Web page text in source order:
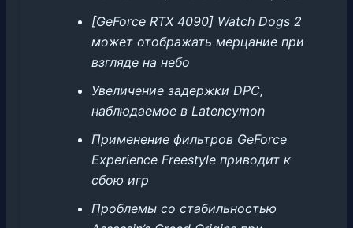
[GeForce RTX 4090] Watch Dogs 2
может отображать мерцание при
взгляде на небо
Увеличение задержки DPC,
наблюдаемое в Latencymon
Применение фильтров GeForce
Experience Freestyle приводит к
сбою игр
Проблемы со стабильностью